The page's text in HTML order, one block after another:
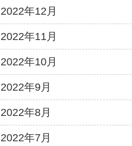
2022年12月
2022年11月
2022年10月
2022年9月
2022年8月
2022年7月